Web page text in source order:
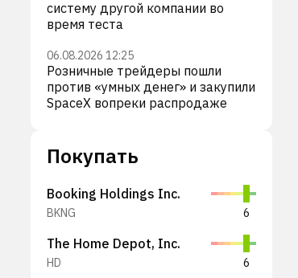
систему другой компании во
время теста
06.08.2026 12:25
Розничные трейдеры пошли
против «умных денег» и закупили
SpaceX вопреки распродаже
Покупать
Booking Holdings Inc.
BKNG 6
The Home Depot, Inc.
HD 6